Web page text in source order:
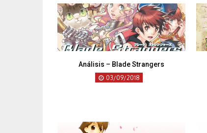
Análisis – Blade Strangers
03/09/2018